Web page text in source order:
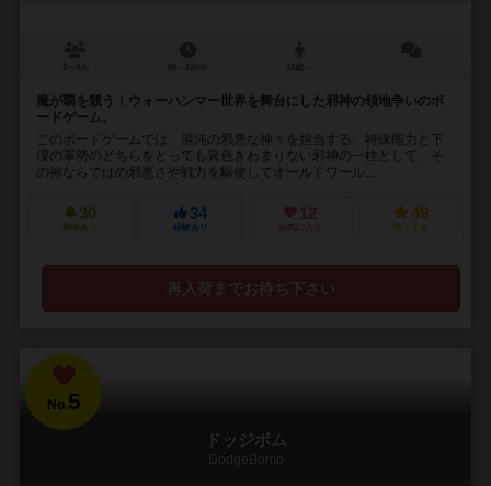
魔が覇を競う！ウォーハンマー世界を舞台にした邪神の領地争いのボ
ードゲーム。
このボードゲームでは、混沌の邪悪な神々を担当する。特殊能力と下
僕の軍勢のどちらをとっても異色きわまりない邪神の一柱として、そ
の神ならではの邪悪さや戦力を駆使してオールドワール...
30
興味あり
34
経験あり
12
お気に入り
49
持ってる
再入荷までお待ち下さい
No.5
ドッジボム
DodgeBomb